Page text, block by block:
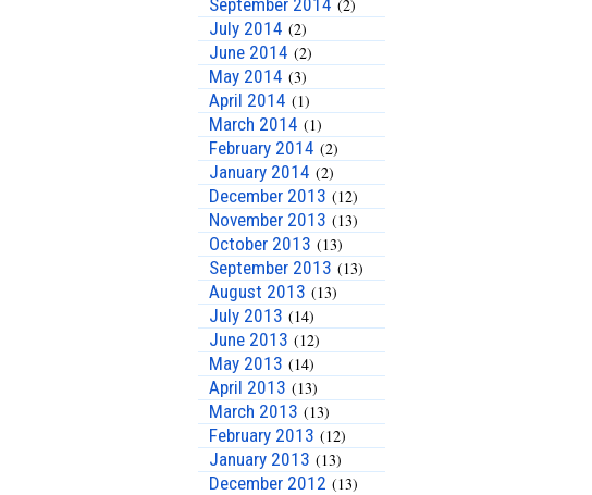
September 2014 (2)
July 2014 (2)
June 2014 (2)
May 2014 (3)
April 2014 (1)
March 2014 (1)
February 2014 (2)
January 2014 (2)
December 2013 (12)
November 2013 (13)
October 2013 (13)
September 2013 (13)
August 2013 (13)
July 2013 (14)
June 2013 (12)
May 2013 (14)
April 2013 (13)
March 2013 (13)
February 2013 (12)
January 2013 (13)
December 2012 (13)